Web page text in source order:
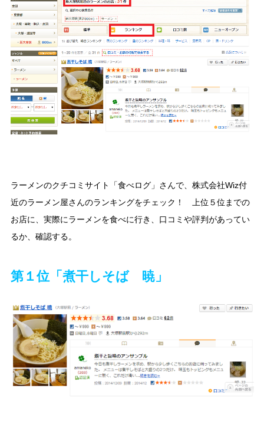
ラーメンのクチコミサイト「食べログ」さんで、株式会社Wiz付
近のラーメン屋さんのランキングをチェック！ 上位５位までの
お店に、実際にラーメンを食べに行き、口コミや評判があってい
るか、確認する。
第１位「煮干しそば 暁」